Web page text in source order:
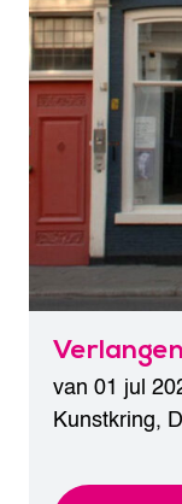
van 01 jul
Kunstkring,